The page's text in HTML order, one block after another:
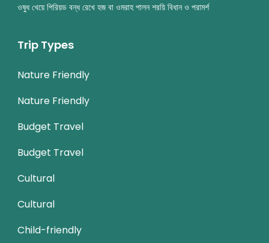
ওষুধ খেয়ে পিরিয়ড বন্ধ রেখে হজ বা ওমরাহ পালন শরয়ি বিধান ও পরামর্শ
Trip Types
Nature Friendly
Nature Friendly
Budget Travel
Budget Travel
Cultural
Cultural
Child-friendly